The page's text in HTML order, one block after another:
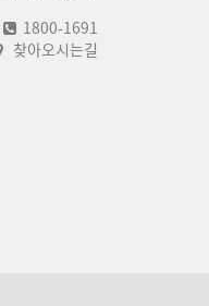
1800-1691
찾아오시는길